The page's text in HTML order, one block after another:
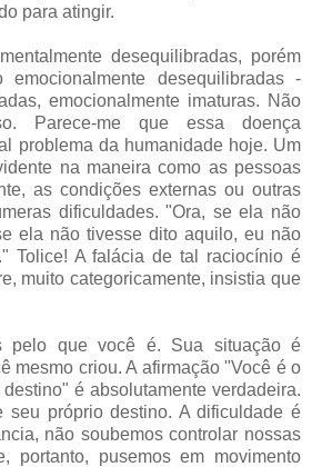
para atingir.
desequilibradas, porém
desequilibradas -
emocionalmente imaturas. Não
Parece-me que essa doença
problema da humanidade hoje. Um
na maneira como as pessoas
as condições externas ou outras
dificuldades. "Ora, se ela não
ela não tivesse dito aquilo, eu não
Tolice! A falácia de tal raciocínio é
muito categoricamente, insistia que
pelo que você é. Sua situação é
mesmo criou. A afirmação "Você é o
é absolutamente verdadeira.
seu próprio destino. A dificuldade é
não soubemos controlar nossas
portanto, pusemos em movimento